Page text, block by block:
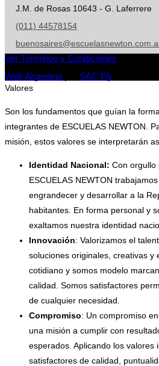
J.M. de Rosas 10643 - G. Laferrere
(011) 44578154
Ver Términos y Condiciones
Web Argentina
SAC Fly
Valores
Son los fundamentos que guían la
integrantes de ESCUELAS NEWTON.
misión, estos valores se interpretarán
Identidad Nacional: Con orgullo
ESCUELAS NEWTON
engrandecer y desarrollar a la
habitantes. En forma personal y
exaltamos nuestra identidad
Innovación: Valorizamos el
soluciones originales, creativas y
cotidiano y somos modelo
calidad. Somos satisfactores
de cualquier necesidad.
Compromiso: Un compromiso
una misión a cumplir con
esperados. Aplicando los valores
satisfactores de calidad,